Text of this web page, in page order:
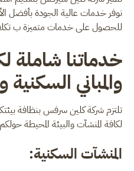
نوفر خدمات عالية الجودة بأفضل
للحصول على خدمات متميزة ب
خدماتنا شاملة
والمباني السكنية
تلتزم شركة كلين سرفس بنظافة
لكافة المنشآت والبيئة المحيطة
المنشآت السكنية: